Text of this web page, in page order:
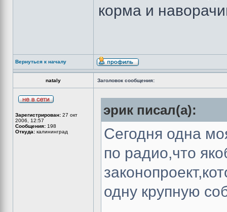
корма и
Вернуться к началу
nataly Заголовок сообщения:
Зарегистрирован: 27 окт
2006, 12:57
Сообщения: 198
Откуда: калининград
эрик писал(а):
Сегодня одна
по радио,что
одну крупную